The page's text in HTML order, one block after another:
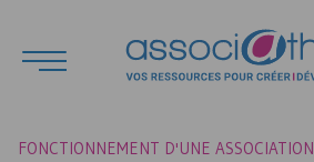
FONCTIONNEMENT D'UNE ASSOCIATION